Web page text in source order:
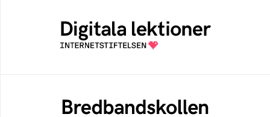
Öppen digital lärresurs med färdiga lektioner
för alla stadier i grundskolan
Bredbandskollen är ett oberoende